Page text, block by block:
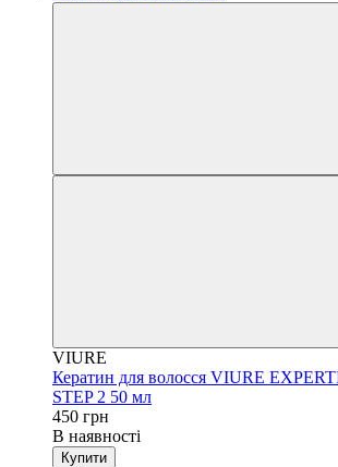
VIURE
Кератин для волосся VIURE
STEP 2 50 мл
450 грн
В наявності
Купити